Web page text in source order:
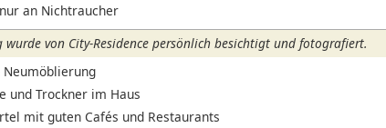
an Nichtraucher
wurde von City-Residence persönlich besichtigt und fotografiert.
Neumöblierung
und Trockner im Haus
mit guten Cafés und Restaurants